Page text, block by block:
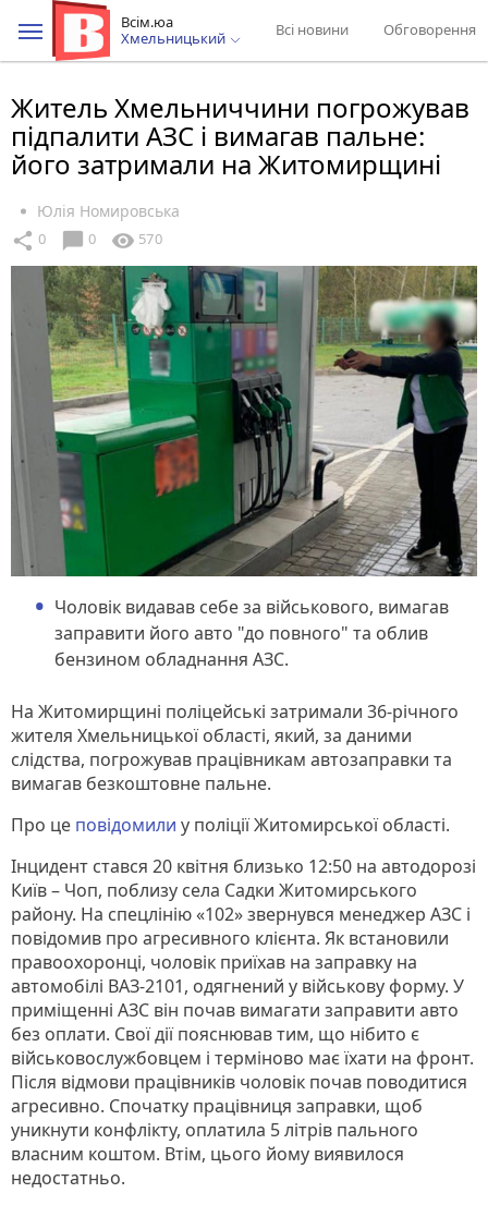
Всім.юа
Хмельницький
Всі новини Обговорення
Житель Хмельниччини погрожував
підпалити АЗС і вимагав пальне:
його затримали на Житомирщині
Юлія Номировська
share 0 chat_bubble 0 visibility 570
Чоловік видавав себе за військового, вимагав
заправити його авто "до повного" та облив
бензином обладнання АЗС.
На Житомирщині поліцейські затримали 36-річного
жителя Хмельницької області, який, за даними
слідства, погрожував працівникам автозаправки та
вимагав безкоштовне пальне.
Про це повідомили у поліції Житомирської області.
Інцидент стався 20 квітня близько 12:50 на автодорозі
Київ – Чоп, поблизу села Садки Житомирського
району. На спецлінію «102» звернувся менеджер АЗС і
повідомив про агресивного клієнта. Як встановили
правоохоронці, чоловік приїхав на заправку на
автомобілі ВАЗ-2101, одягнений у військову форму. У
приміщенні АЗС він почав вимагати заправити авто
без оплати. Свої дії пояснював тим, що нібито є
військовослужбовцем і терміново має їхати на фронт.
Після відмови працівників чоловік почав поводитися
агресивно. Спочатку працівниця заправки, щоб
уникнути конфлікту, оплатила 5 літрів пального
власним коштом. Втім, цього йому виявилося
недостатньо.